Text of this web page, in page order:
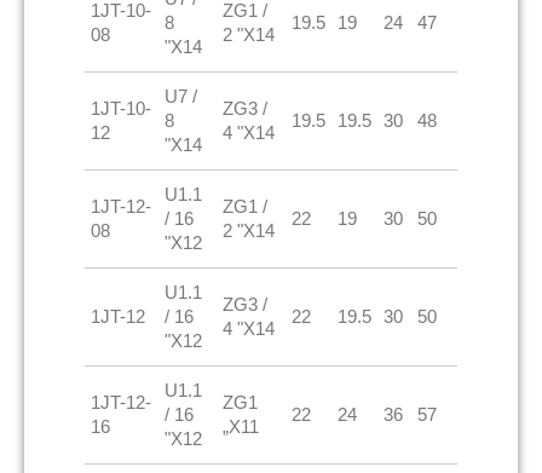
1JT-10-
08
8
"X14
ZG1 /
2 "X14
19.5 19 24 47
1JT-10-
12
U7 /
8
"X14
ZG3 /
4 "X14
19.5 19.5 30 48
1JT-12-
08
U1.1
/ 16
"X12
ZG1 /
2 "X14
22 19 30 50
1JT-12
U1.1
/ 16
"X12
ZG3 /
4 "X14
22 19.5 30 50
1JT-12-
16
U1.1
/ 16
"X12
ZG1
„X11
22 24 36 57